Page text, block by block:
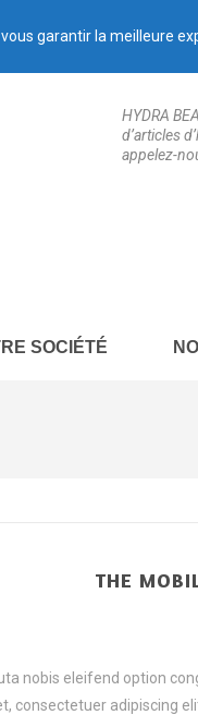
HYDRA
d’articles
appelez-
SOCIÉTÉ
THE
nobis eleifend option
consectetuer adipiscing
garantir la meilleure